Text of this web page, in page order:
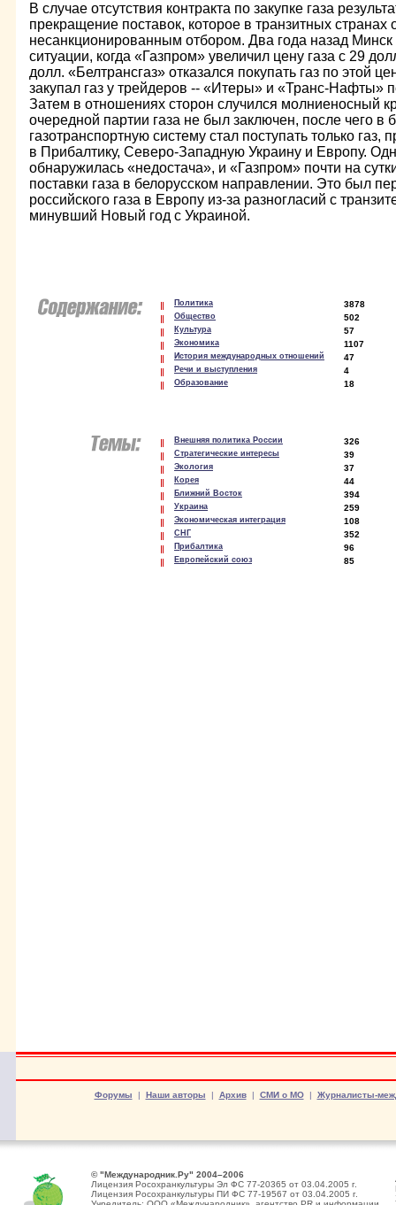
В случае отсутствия контракта по закупке газа
прекращение поставок, которое в транзитных странах
несанкционированным отбором. Два года назад Минск
ситуации, когда «Газпром» увеличил цену газа с 29
долл. «Белтрансгаз» отказался покупать газ по этой
закупал газ у трейдеров -- «Итеры» и «Транс-Нафты»
Затем в отношениях сторон случился молниеносный
очередной партии газа не был заключен, после чего в
газотранспортную систему стал поступать только газ,
в Прибалтику, Северо-Западную Украину и Европу.
обнаружилась «недостача», и «Газпром» почти на
поставки газа в белорусском направлении. Это был
российского газа в Европу из-за разногласий с
минувший Новый год с Украиной.
Политика 3878
Общество 502
Культура 57
Экономика 1107
История международных отношений 47
Речи и выступления 4
Образование 18
Внешняя политика России 326
Стратегические интересы 39
Экология 37
Корея 44
Ближний Восток 394
Украина 259
Экономическая интеграция 108
СНГ 352
Прибалтика 96
Европейский союз 85
Форумы | Наши авторы | Архив| СМИ о МО| Журналисты-
© "Международник.Ру" 2004–2006
Лицензия Росохранкультуры Эл ФС 77-20365 от 03.04.2005 г.
Лицензия Росохранкультуры ПИ ФС 77-19567 от 03.04.2005 г.